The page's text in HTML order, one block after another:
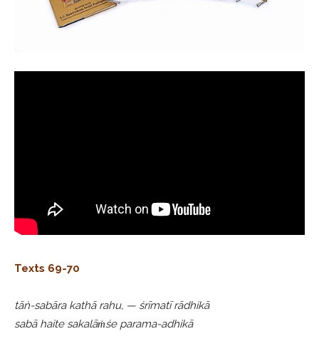
Texts 69-70
tāṅ-sabāra kathā rahu, — śrīmatī rādhikā
sabā haite sakalāṁśe parama-adhikā